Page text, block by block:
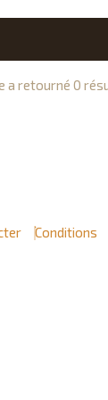
a retourné 0
Conditions